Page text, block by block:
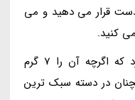
دست قرار می دهید و می
کنید.
این مچ بند فقط 20.5 گرم وزن دارد که اگرچه آن را 7 گرم
کرده ولی همچنان در دسته سبک ترین